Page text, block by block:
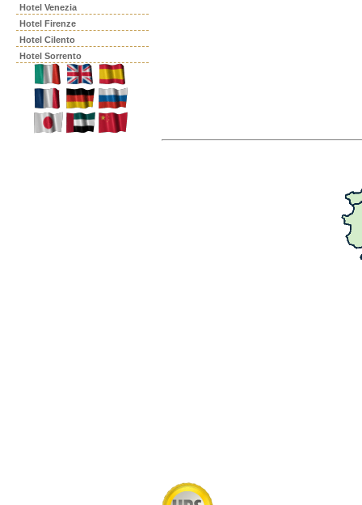
Hotel Venezia
Hotel Firenze
Hotel Cilento
Hotel Sorrento